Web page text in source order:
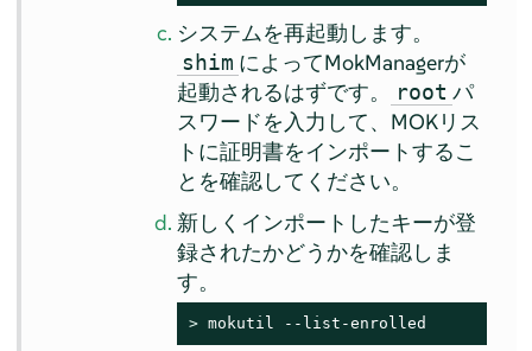
システムを再起動します。
shim によってMokManagerが
起動されるはずです。
root パ
スワードを入力して、MOKリス
トに証明書をインポートするこ
とを確認してください。
新しくインポートしたキーが登
録されたかどうかを確認しま
す。
> mokutil --list-enrolled